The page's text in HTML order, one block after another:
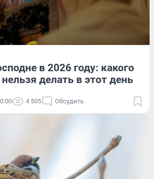
в 2026 году: какого
делать в этот день
4 505 Обсудить